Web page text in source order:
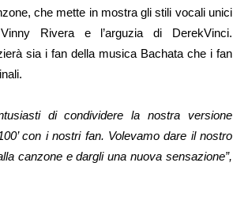
che mette in mostra gli stili vocali unici
Rivera e l’arguzia di DerekVinci.
sia i fan della musica Bachata che i fan
di condividere la nostra versione
con i nostri fan. Volevamo dare il nostro
canzone e dargli una nuova sensazione”,